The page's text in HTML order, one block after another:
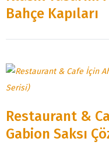
Bahçe Kapıları
Restaurant &
Gabion Saksı